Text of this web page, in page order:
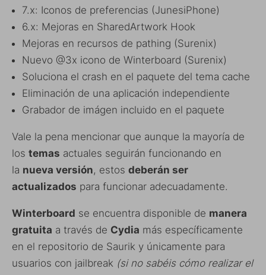
7.x: Iconos de preferencias (JunesiPhone)
6.x: Mejoras en SharedArtwork Hook
Mejoras en recursos de pathing (Surenix)
Nuevo @3x icono de Winterboard (Surenix)
Soluciona el crash en el paquete del tema cache
Eliminación de una aplicación independiente
Grabador de imágen incluido en el paquete
Vale la pena mencionar que aunque la mayoría de
los temas actuales seguirán funcionando en
la nueva versión, estos deberán ser
actualizados para funcionar adecuadamente.
Winterboard se encuentra disponible de manera
gratuita a través de Cydia más específicamente
en el repositorio de Saurik y únicamente para
usuarios con jailbreak (si no sabéis cómo realizar el